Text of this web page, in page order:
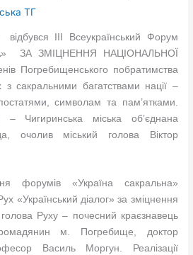
ТГ
III Всеукраїнський Форум
ЗА ЗМІЦНЕННЯ НАЦІОНАЛЬНОЇ
Погребищенського побратимства
з сакральними багатствами нації –
символам та пам’ятками.
– Чигиринська міська об’єднана
очолив міський голова Віктор
форумів «Україна сакральна»
«Український діалог» за зміцнення
голова Руху – почесний краєзнавець
м. Погребище, доктор
Василь Моргун. Реалізації